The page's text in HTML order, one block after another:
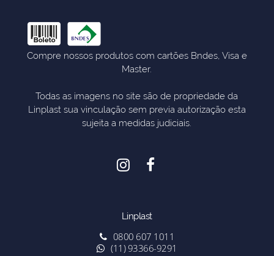
Compre nossos produtos com cartões Bndes, Visa e
Master.
Todas as imagens no site são de propriedade da
Linplast sua vinculação sem previa autorização esta
sujeita a medidas judiciais.
Linplast
0800 607 1011
(11) 93366-9291